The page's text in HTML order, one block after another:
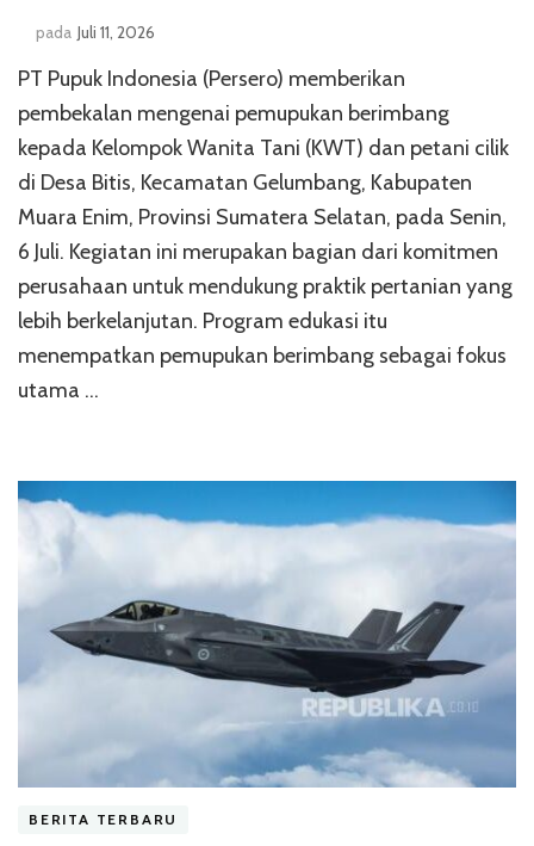
pada Juli 11, 2026
PT Pupuk Indonesia (Persero) memberikan
pembekalan mengenai pemupukan berimbang
kepada Kelompok Wanita Tani (KWT) dan petani cilik
di Desa Bitis, Kecamatan Gelumbang, Kabupaten
Muara Enim, Provinsi Sumatera Selatan, pada Senin,
6 Juli. Kegiatan ini merupakan bagian dari komitmen
perusahaan untuk mendukung praktik pertanian yang
lebih berkelanjutan. Program edukasi itu
menempatkan pemupukan berimbang sebagai fokus
utama …
BERITA TERBARU